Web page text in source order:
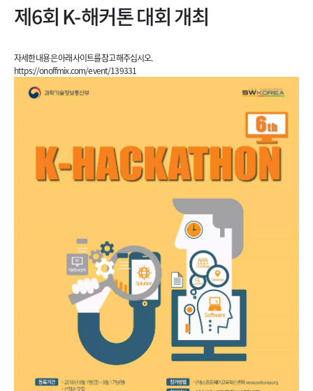
제6회 K-해커톤 대회 개최
자세한 내용은 아래 사이트를 참고해주십시오.
https://onoffmix.com/event/139331